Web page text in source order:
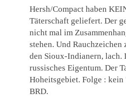
Hersh/Compact haben
Täterschaft geliefert. Der
nicht mal im
stehen. Und
den Sioux-Indianern, lach.
russisches Eigentum. Der
Hoheitsgebiet. Folge :
BRD.